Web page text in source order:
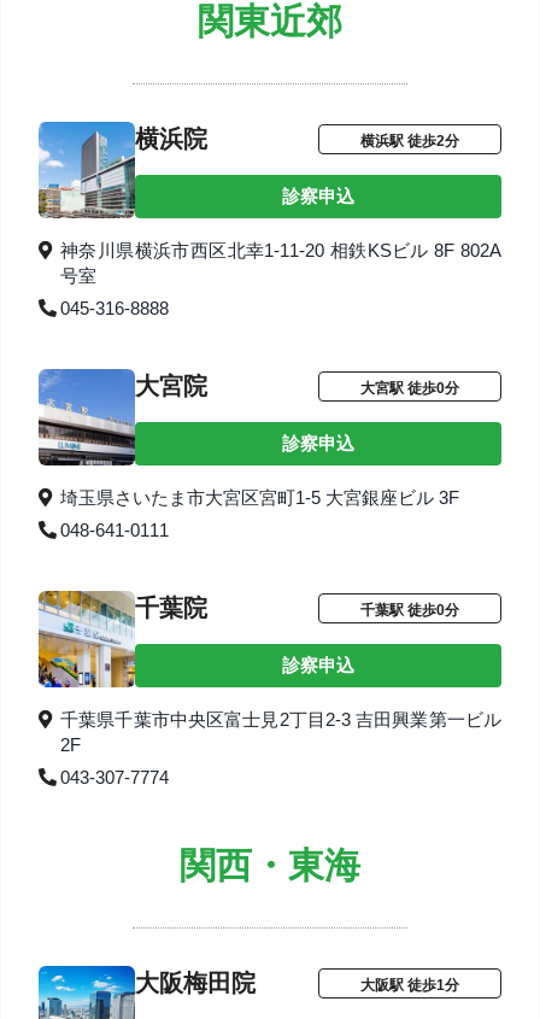
関東近郊
横浜院 横浜駅 徒歩2分
診察申込
神奈川県横浜市西区北幸1-11-20 相鉄KSビル 8F 802A
号室
045-316-8888
大宮院 大宮駅 徒歩0分
診察申込
埼玉県さいたま市大宮区宮町1-5 大宮銀座ビル 3F
048-641-0111
千葉院 千葉駅 徒歩0分
診察申込
千葉県千葉市中央区富士見2丁目2-3 吉田興業第一ビル
2F
043-307-7774
関西・東海
大阪梅田院 大阪駅 徒歩1分